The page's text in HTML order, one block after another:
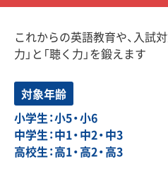
これからの英語教育や、入試
力」と「聴く力」を鍛えます
対象年齢
小学生：小5・小6
中学生：中1・中2・中3
高校生：高1・高2・高3